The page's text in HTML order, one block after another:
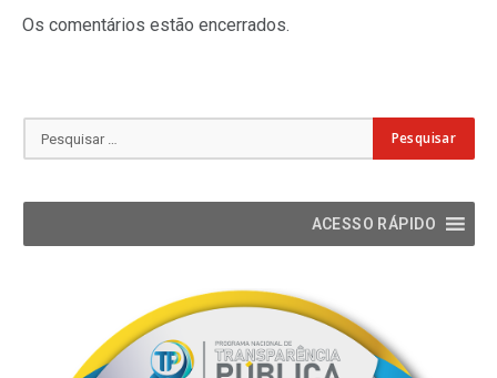
Os comentários estão encerrados.
ACESSO RÁPIDO